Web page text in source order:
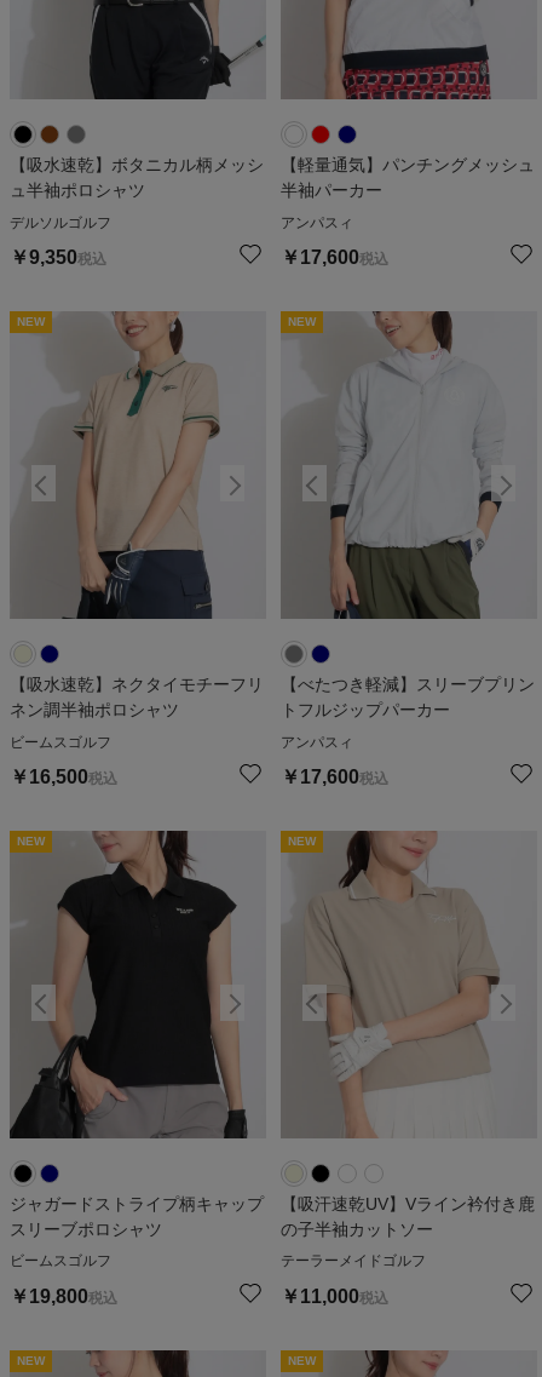
【吸水速乾】ボタニカル柄メッシ
ュ半袖ポロシャツ
デルソルゴルフ
￥9,350税込
【軽量通気】パンチングメッシュ
半袖パーカー
アンパスィ
￥ 17,600税込
NEW NEW
【吸水速乾】ネクタイモチーフリ
ネン調半袖ポロシャツ
ビームスゴルフ
￥ 16,500税込
NEW NEW
【べたつき軽減】スリーブプリン
トフルジップパーカー
アンパスィ
￥ 17,600税込
NEW NEW
ジャガードストライプ柄キャップ
スリーブポロシャツ
ビームスゴルフ
￥ 19,800税込
NEW NEW
【吸汗速乾UV】Vライン衿付き鹿
の子半袖カットソー
テーラーメイドゴルフ
￥ 11,000税込
NEW NEW
NEW NEW